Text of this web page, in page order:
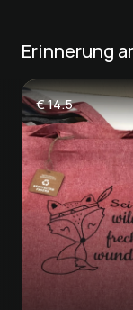
Erinnerung
€14.5